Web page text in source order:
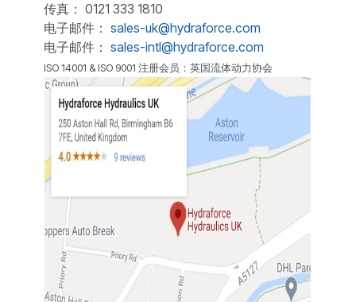
传真： 0121 333 1810
电子邮件： sales-uk@hydraforce.com
电子邮件： sales-intl@hydraforce.com
ISO 14001 & ISO 9001 注册会员：英国流体动力协会